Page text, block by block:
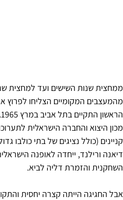
ממחצית שנות השישים ועד למחצית
מהמעצבים המקומיים הצליחו לפרוץ
השחקנית והזמרת דליה לביא.
אבל החגיגה הייתה קצרה יחסית